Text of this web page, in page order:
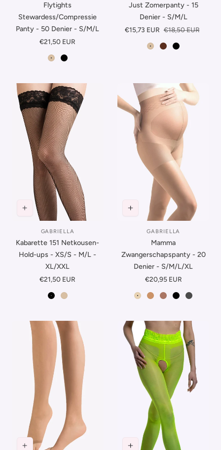
Flytights
Stewardess/Compressie
Panty - 50 Denier - S/M/L
Normale
€21,50 EUR
BeigeZwart
Just Zomerpanty - 15
Denier - S/M/L
Verkoopprijs
€15,73 EUR Normale
€18,50 EUR
BeigeMogano
Zwart
Leverancier:
GABRIELLA
Kabarette 151 Netkousen-
Hold-ups - XS/S - M/L -
XL/XXL
Normale
€21,50 EUR
ZwartBeige
Leverancier:
GABRIELLA
Mamma
Zwangerschapspanty - 20
Denier - S/M/L/XL
Normale
€20,95 EUR
MelisaNeutroBeige-Bruin
ZwartGrafiet